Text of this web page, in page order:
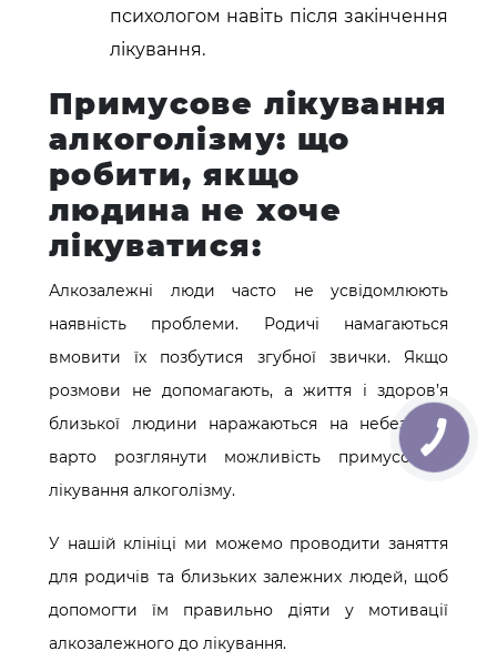
психологом навіть після закінчення
лікування.
Примусове лікування
алкоголізму: що
робити, якщо
людина не хоче
лікуватися:
Алкозалежні люди часто не усвідомлюють
наявність проблеми. Родичі намагаються
вмовити їх позбутися згубної звички. Якщо
розмови не допомагають, а життя і здоров’я
близької людини наражаються на небезпеку,
варто розглянути можливість примусового
лікування алкоголізму.
У нашій клініці ми можемо проводити заняття
для родичів та близьких залежних людей, щоб
допомогти їм правильно діяти у мотивації
алкозалежного до лікування.